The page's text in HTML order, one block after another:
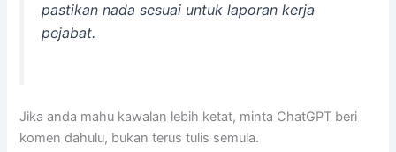
pastikan nada sesuai untuk laporan kerja
pejabat.
Jika anda mahu kawalan lebih ketat, minta ChatGPT beri
komen dahulu, bukan terus tulis semula.